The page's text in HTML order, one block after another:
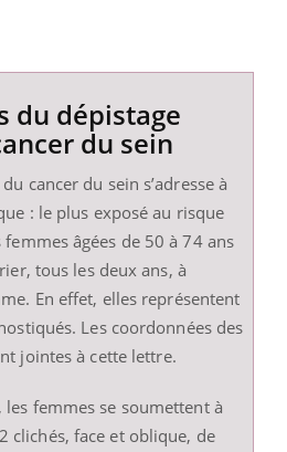
du dépistage
du sein
cancer du sein s’adresse à
: le plus exposé au risque
âgées de 50 à 74 ans
tous les deux ans, à
En effet, elles représentent
Les coordonnées des
jointes à cette lettre.
les femmes se soumettent à
clichés, face et oblique, de